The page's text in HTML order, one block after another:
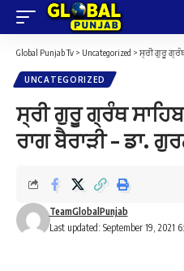
Global Punjab Tv > Uncategorized > ਸ੍ਰੀ ਗੁਰੂ ਗ੍ਰੰਥ
UNCATEGORIZED
ਸ੍ਰੀ ਗੁਰੂ ਗ੍ਰੰਥ
ਰਾਗ ਬੈਰਾੜੀ – ਡਾ.
Last updated: September 19, 2021
TeamGlobalPunjab